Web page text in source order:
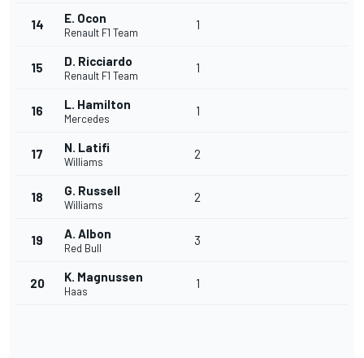
14 E. Ocon
Renault F1 Team
1
15 D. Ricciardo
Renault F1 Team
1
16 L. Hamilton
Mercedes
1
17 N. Latifi
Williams
2
18 G. Russell
Williams
2
19 A. Albon
Red Bull
3
20 K. Magnussen
Haas
1